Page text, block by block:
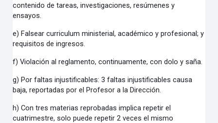
contenido de tareas, investigaciones, resúmenes y
ensayos.
e) Falsear curriculum ministerial, académico y profesional; y
requisitos de ingresos.
f) Violación al reglamento, continuamente, con dolo y saña.
g) Por faltas injustificables: 3 faltas injustificables causa
baja, reportadas por el Profesor a la Dirección.
h) Con tres materias reprobadas implica repetir el
cuatrimestre, solo puede repetir 2 veces el mismo